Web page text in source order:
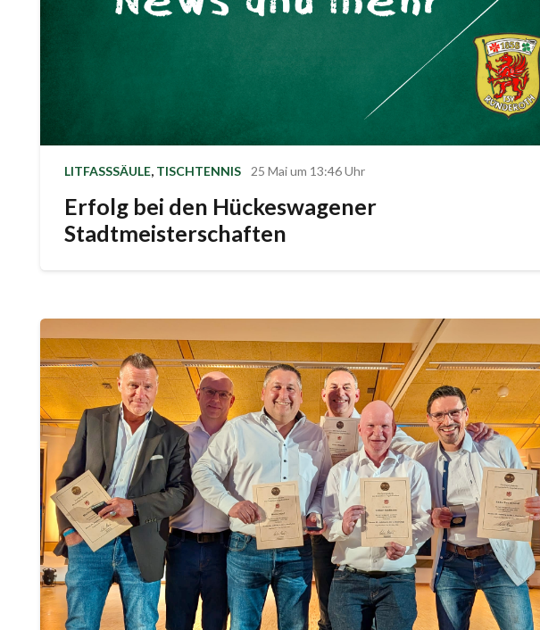
LITFASSSÄULE, TISCHTENNIS 25 Mai um 13:46 Uhr
Erfolg bei den Hückeswagener
Stadtmeisterschaften